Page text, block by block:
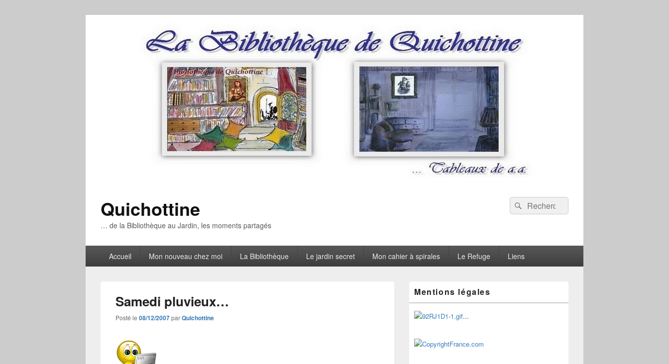
Quichottine
… de la Bibliothèque au Jardin, les moments partagés
Recherche :
Rechercher
principalAccueil Mon nouveau chez moi La Bibliothèque Le jardin secret Mon cahier à spirales Le Refuge Liens
Samedi pluvieux…
Posté le 08/12/2007parQuichottine
principale
de
widget
pour
barre
latérale
Mentions légales
...